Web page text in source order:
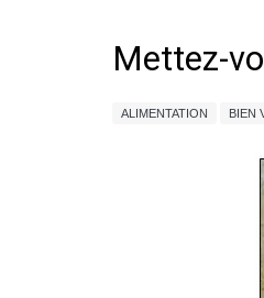
Mettez-
ALIMENTATION BIEN